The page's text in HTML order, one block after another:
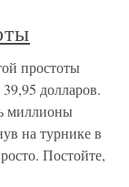
простоты
долларов.
миллионы
на турнике в
Постойте,